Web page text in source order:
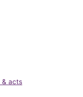
& acts